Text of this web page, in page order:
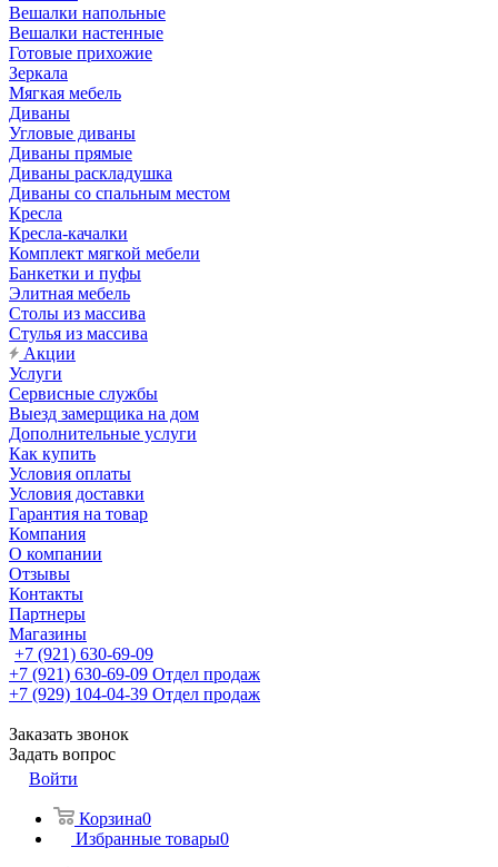
Вешалки напольные
Вешалки настенные
Готовые прихожие
Зеркала
Мягкая мебель
Диваны
Угловые диваны
Диваны прямые
Диваны раскладушка
Диваны со спальным местом
Кресла
Кресла-качалки
Комплект мягкой мебели
Банкетки и пуфы
Элитная мебель
Столы из массива
Стулья из массива
Акции
Услуги
Сервисные службы
Выезд замерщика на дом
Дополнительные услуги
Как купить
Условия оплаты
Условия доставки
Гарантия на товар
Компания
О компании
Отзывы
Контакты
Партнеры
Магазины
+7 (921) 630-69-09
+7 (921) 630-69-09 Отдел продаж
+7 (929) 104-04-39 Отдел продаж
Заказать звонок
Задать вопрос
Войти
Корзина0
Избранные товары0